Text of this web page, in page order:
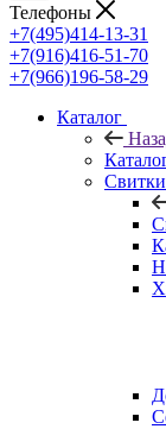
Телефоны
+7(495)414-13-31
+7(916)416-51-70
+7(966)196-58-29
Каталог